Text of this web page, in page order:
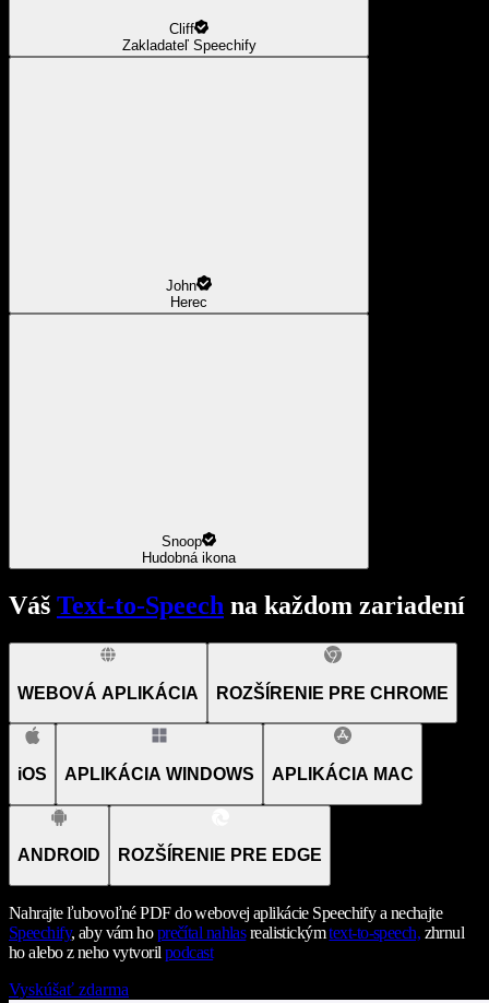
Cliff
Zakladateľ Speechify
John
Herec
Snoop
Hudobná ikona
Váš Text-to-Speech na každom zariadení
WEBOVÁ APLIKÁCIA ROZŠÍRENIE PRE CHROME
iOS APLIKÁCIA WINDOWS APLIKÁCIA MAC
ANDROID ROZŠÍRENIE PRE EDGE
Nahrajte ľubovoľné PDF do webovej aplikácie Speechify a nechajte
Speechify, aby vám hoprečítal nahlasrealistickýmtext-to-speech, zhrnul
ho alebo z neho vytvorilpodcast
Vyskúšať zdarma